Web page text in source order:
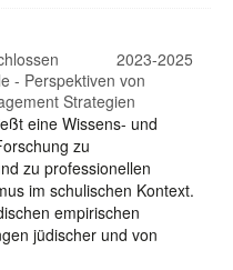
2023-2025
- Perspektiven von
Strategien
eine Wissens- und
zu
zu professionellen
im schulischen Kontext.
empirischen
jüdischer und von